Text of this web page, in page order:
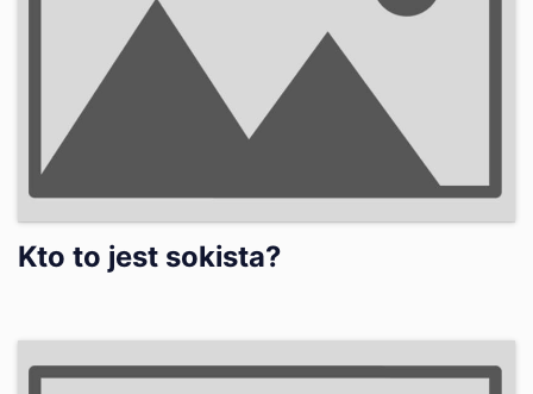
Kto to jest sokista?